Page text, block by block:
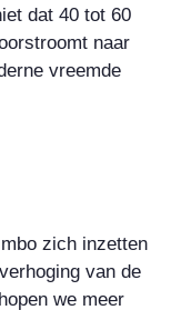
dat 40 tot 60
naar
vreemde
zich inzetten
van de
we meer